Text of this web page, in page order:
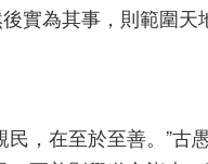
實為其事，則範圍天
，在至於至善。”古